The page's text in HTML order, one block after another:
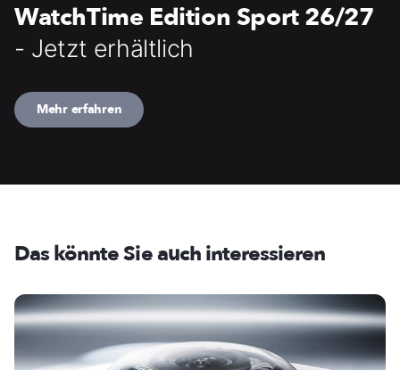
WatchTime Edition Sport 26/27
- Jetzt erhältlich
Mehr erfahren
Das könnte Sie auch interessieren